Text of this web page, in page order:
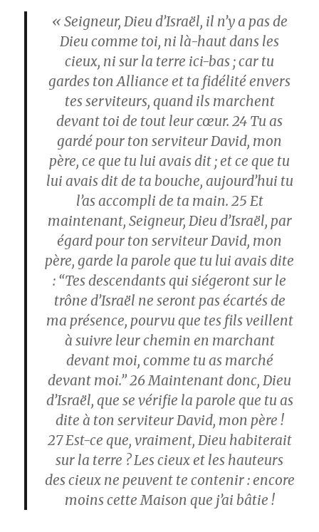
« Seigneur, Dieu d’Israël, il n’y a pas de
Dieu comme toi, ni là-haut dans les
cieux, ni sur la terre ici-bas ; car tu
gardes ton Alliance et ta fidélité envers
tes serviteurs, quand ils marchent
devant toi de tout leur cœur. 24 Tu as
gardé pour ton serviteur David, mon
père, ce que tu lui avais dit ; et ce que tu
lui avais dit de ta bouche, aujourd’hui tu
l’as accompli de ta main. 25 Et
maintenant, Seigneur, Dieu d’Israël, par
égard pour ton serviteur David, mon
père, garde la parole que tu lui avais dite
: “Tes descendants qui siégeront sur le
trône d’Israël ne seront pas écartés de
ma présence, pourvu que tes fils veillent
à suivre leur chemin en marchant
devant moi, comme tu as marché
devant moi.”26Maintenant donc, Dieu
d’Israël, que se vérifie la parole que tu as
dite à ton serviteur David, mon père !
27Est-ce que, vraiment, Dieu habiterait
sur la terre ? Les cieux et les hauteurs
des cieux ne peuvent te contenir : encore
moins cette Maison que j’ai bâtie !